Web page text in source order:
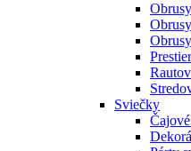
Sviečky